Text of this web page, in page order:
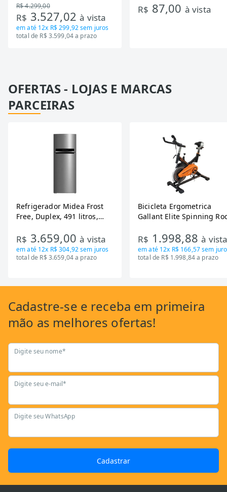
Tecnologia Inverter, Branco,
Bivolt
R$ 4.299,00
R$ 3.527,02à vista
em até 12x R$ 299,92sem juros
total de R$ 3.599,04 a prazo
R$ 87,00 à vista
OFERTAS - LOJAS E MARCAS
PARCEIRAS
Refrigerador Midea Frost
Free, Duplex, 491 litros,
RT650EVK463)
R$ 3.659,00à vista
em até 12x R$ 304,92sem juros
total de R$ 3.659,04 a prazo
Bicicleta Ergometrica
Gallant Elite Spinning
Mecanica GSB13HBTA-PT
R$ 1.998,88à
em até 12x R$ 166,57sem
total de R$ 1.998,84 a prazo
Cadastre-se e receba em primeira
mão as melhores ofertas!
Digite seu nome*
Digite seu e-mail*
Digite seu WhatsApp
Cadastrar